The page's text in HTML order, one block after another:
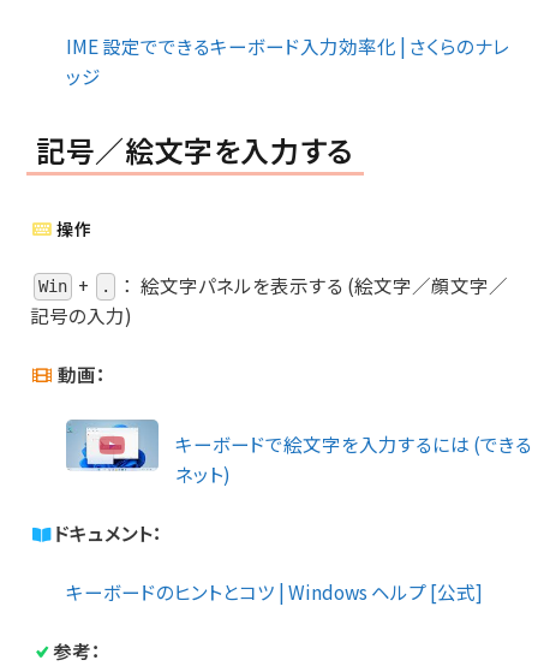
IME 設定でできるキーボード入力効率化 | さくらのナレ
ッジ
記号／絵文字を入力する
操作
Win + . ： 絵文字パネルを表示する (絵文字／顔文字／
記号の入力)
動画：
キーボードで絵文字を入力するには (できる
ネット)
ドキュメント：
キーボードのヒントとコツ | Windows ヘルプ [公式]
参考：